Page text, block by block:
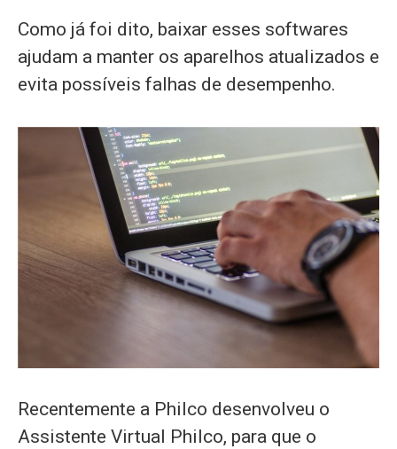
Como já foi dito, baixar esses softwares
ajudam a manter os aparelhos atualizados e
evita possíveis falhas de desempenho.
Recentemente a Philco desenvolveu o
Assistente Virtual Philco, para que o